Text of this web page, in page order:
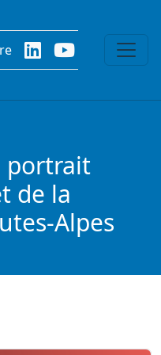
portrait
de la
Alpes